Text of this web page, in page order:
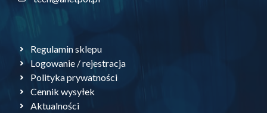
Regulamin sklepu
Logowanie / rejestracja
Polityka prywatności
Cennik wysyłek
Aktualności